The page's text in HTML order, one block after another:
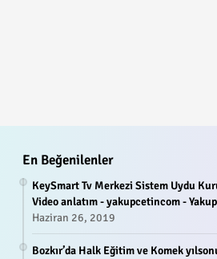
En Beğenilenler
KeySmart Tv Merkezi Sistem Uydu
Video anlatım - yakupcetincom -
Haziran 26, 2019
Bozkır’da Halk Eğitim ve Komek